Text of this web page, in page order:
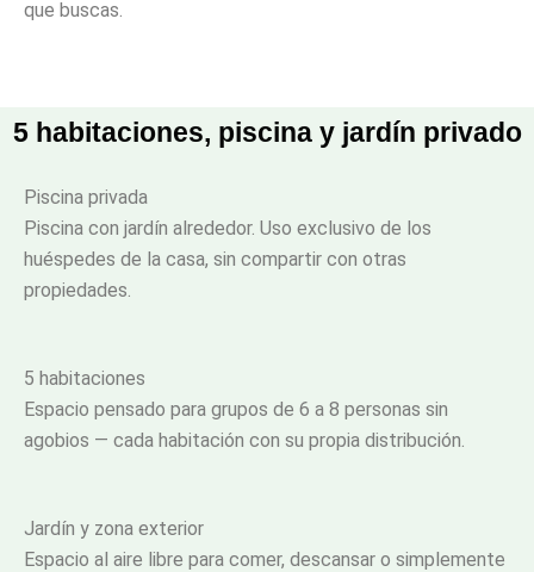
que buscas.
5 habitaciones, piscina y jardín privado
Piscina privada
Piscina con jardín alrededor. Uso exclusivo de los
huéspedes de la casa, sin compartir con otras
propiedades.
5 habitaciones
Espacio pensado para grupos de 6 a 8 personas sin
agobios — cada habitación con su propia distribución.
Jardín y zona exterior
Espacio al aire libre para comer, descansar o simplemente